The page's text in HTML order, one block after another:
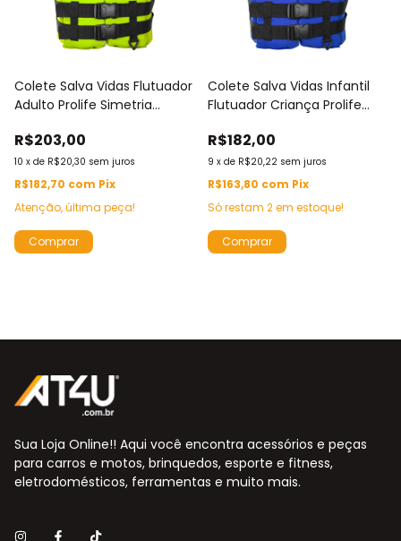
Colete Salva Vidas Flutuador
Adulto Prolife Simetria
até 150kg
R$203,00
10 x de R$20,30 sem juros
R$182,70 com Pix
Atenção, última peça!
Comprar
Colete Salva Vidas Infantil
Flutuador Criança Prolife
Caiaque até 50kg
R$182,00
9 x de R$20,22 sem juros
R$163,80 com Pix
Só restam 2em estoque!
Comprar
Sua Loja Online!! Aqui você encontra acessórios e peças
para carros e motos, brinquedos, esporte e fitness,
eletrodomésticos, ferramentas e muito mais.